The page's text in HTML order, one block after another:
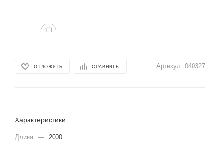
ОТЛОЖИТЬ СРАВНИТЬ Артикул: 040327
Характеристики
Длина — 2000